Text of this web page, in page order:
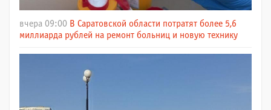
вчера 09:00 В Саратовской области потратят более 5,6
миллиарда рублей на ремонт больниц и новую технику